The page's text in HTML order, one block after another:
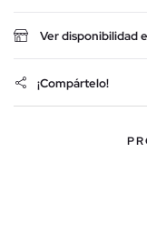
Ver disponibilidad
¡Compártelo!